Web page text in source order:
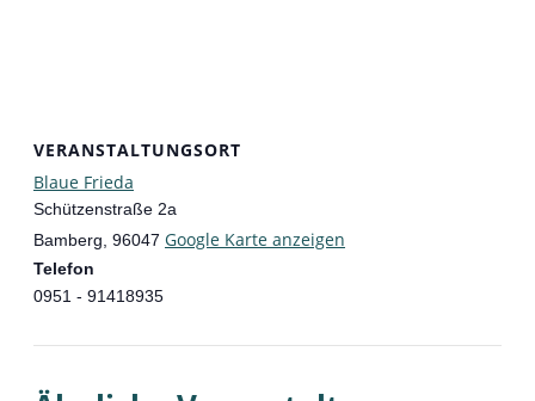
VERANSTALTUNGSORT
Blaue Frieda
Schützenstraße 2a
Bamberg 96047 Google Karte anzeigen
Telefon
0951 - 91418935